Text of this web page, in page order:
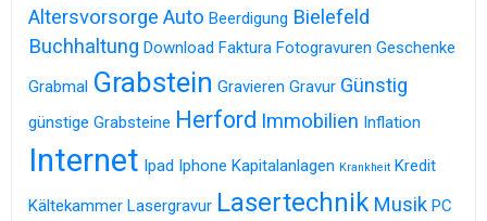
Altersvorsorge Auto Beerdigung Bielefeld
Buchhaltung Download Faktura Fotogravuren Geschenke
Grabmal Grabstein Gravieren Gravur Günstig
günstige Grabsteine Herford Immobilien Inflation
Internet Ipad Iphone Kapitalanlagen Krankheit Kredit
Kältekammer Lasergravur Lasertechnik Musik PC